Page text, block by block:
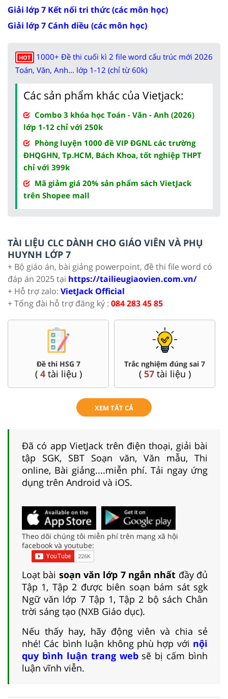
Giải lớp 7 Kết nối tri thức (các môn học)
Giải lớp 7 Cánh diều (các môn học)
HOT
1000+ Đề thi cuối kì 2 file word cấu trúc mới 2026
Toán, Văn, Anh... lớp 1-12 (chỉ từ 60k)
Các sản phẩm khác của Vietjack:
Combo 3 khóa học Toán - Văn - Anh (2026)
lớp 1-12 chỉ với 250k
Phòng luyện 1000 đề VIP ĐGNL các trường
ĐHQGHN, Tp.HCM, Bách Khoa, tốt nghiệp THPT
chỉ với 399k
Mã giảm giá 20% sản phẩm sách VietJack
trên Shopee mall
TÀI LIỆU CLC DÀNH CHO GIÁO VIÊN VÀ PHỤ
HUYNH LỚP 7
+ Bộ giáo án, bài giảng powerpoint, đề thi file word có
đáp án 2025 tại https://tailieugiaovien.com.vn/
+ Hỗ trợ zalo: VietJack Official
+ Tổng đài hỗ trợ đăng ký : 084 283 45 85
Đề thi HSG 7
( 4tài liệu )
Trắc nghiệm đúng sai 7
( 57tài liệu )
XEM TẤT CẢ
Đã có app VietJack trên điện thoại, giải bài
tập SGK, SBT Soạn văn, Văn mẫu, Thi
online, Bài giảng....miễn phí. Tải ngay ứng
dụng trên Android và iOS.
Theo dõi chúng tôi miễn phí trên mạng xã hội
facebook và youtube:
Loạt bài soạn văn lớp 7 ngắn nhất đầy đủ
Tập 1, Tập 2 được biên soạn bám sát sgk
Ngữ văn lớp 7 Tập 1, Tập 2 bộ sách Chân
trời sáng tạo (NXB Giáo dục).
Nếu thấy hay, hãy động viên và chia sẻ
nhé! Các bình luận không phù hợp với nội
quy bình luận trang websẽ bị cấm bình
luận vĩnh viễn.